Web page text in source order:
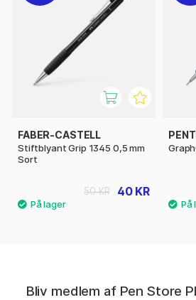
FABER-CASTELL
Stiftblyant Grip 1345 0,5 mm
Sort
40 KR
50 KR
Bliv medlem af Pen Store